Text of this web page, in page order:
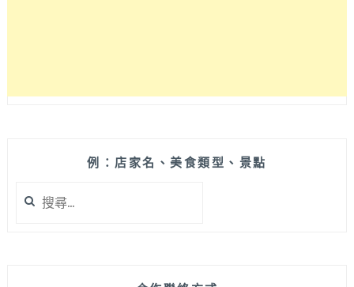
例：店家名、美食類型、景點
尋